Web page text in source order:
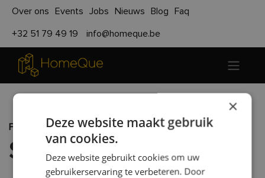
Over ons Events Jobs Nieuws Blog Faq
+32 51 79 49 19 info@homeque.be
Functies Technieker
Sollicitatieformulier
×
Deze website maakt gebruik
van cookies.
Deze website gebruikt cookies om uw
gebruikerservaring te verbeteren. Door